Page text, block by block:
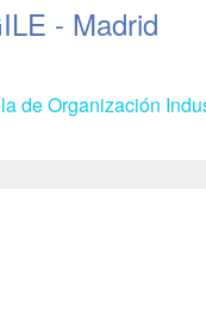
- Madrid
de Organización